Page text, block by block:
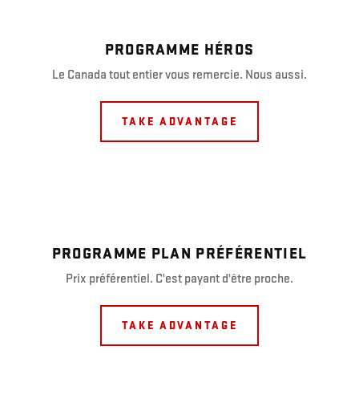
PROGRAMME HÉROS
Le Canada tout entier vous remercie. Nous aussi.
TAKE ADVANTAGE
PROGRAMME PLAN PRÉFÉRENTIEL
Prix préférentiel. C'est payant d'être proche.
TAKE ADVANTAGE